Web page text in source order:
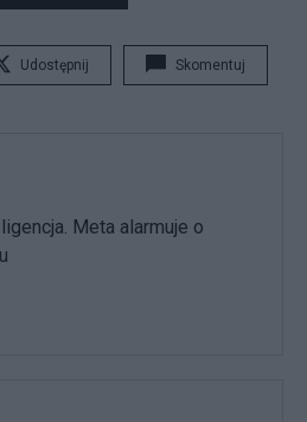
Udostępnij Skomentuj
Meta alarmuje o